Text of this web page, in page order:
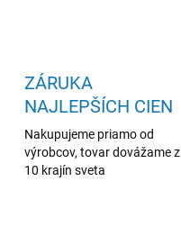
ZÁRUKA
NAJLEPŠÍCH CIEN
Nakupujeme priamo od
výrobcov, tovar dovážame z
10 krajín sveta